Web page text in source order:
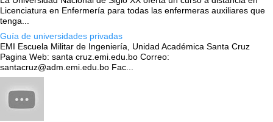
Licenciatura en Enfermería para todas las enfermeras auxiliares que
tenga...
Guía de universidades privadas
EMI Escuela Militar de Ingeniería, Unidad Académica Santa Cruz
Pagina Web: santa cruz.emi.edu.bo Correo:
santacruz@adm.emi.edu.bo Fac...